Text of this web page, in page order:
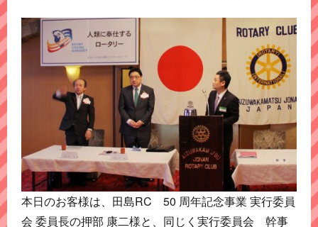
本日のお客様は、田島RC 50 周年記念事業 実行委員
会 委員長の押部 康二様と、同じく実行委員会 幹事